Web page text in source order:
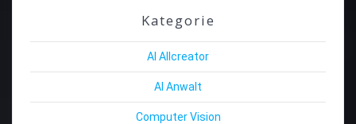
Kategorie
AI Allcreator
AI Anwalt
Computer Vision